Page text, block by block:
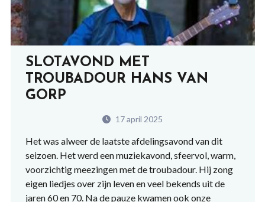
SLOTAVOND MET
TROUBADOUR HANS VAN
GORP
17 april 2025
Het was alweer de laatste afdelingsavond van dit
seizoen. Het werd een muziekavond, sfeervol, warm,
voorzichtig meezingen met de troubadour. Hij zong
eigen liedjes over zijn leven en veel bekends uit de
jaren 60 en 70. Na de pauze kwamen ook onze